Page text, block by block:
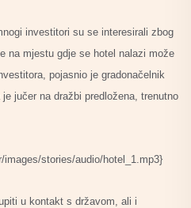
investitori su se interesirali zbog
na mjestu gdje se hotel nalazi može
pojasnio je gradonačelnik
jučer na dražbi predložena, trenutno
stories/audio/hotel_1.mp3}
u kontakt s državom, ali i